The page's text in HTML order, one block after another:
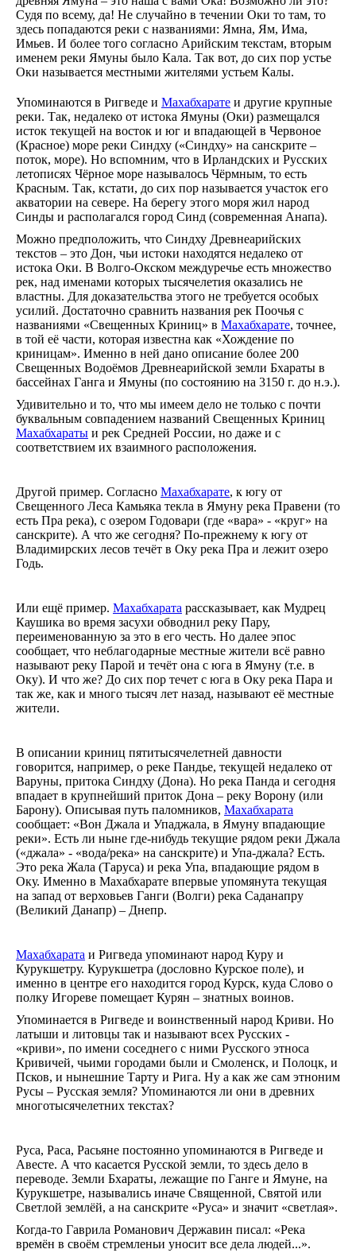
Судя по всему, да! Не случайно в течении Оки то там, то
здесь попадаются реки с названиями: Ямна, Ям, Има,
Имьев. И более того согласно Арийским текстам, вторым
именем реки Ямуны было Кала. Так вот, до сих пор устье
Оки называется местными жителями устьем Калы.
Упоминаются в Ригведе и Махабхарате и другие крупные
реки. Так, недалеко от истока Ямуны (Оки) размещался
исток текущей на восток и юг и впадающей в Червоное
(Красное) море реки Синдху («Синдху» на санскрите –
поток, море). Но вспомним, что в Ирландских и Русских
летописях Чёрное море называлось Чёрмным, то есть
Красным. Так, кстати, до сих пор называется участок его
акватории на севере. На берегу этого моря жил народ
Синды и располагался город Синд (современная Анапа).
Можно предположить, что Синдху Древнеарийских
текстов – это Дон, чьи истоки находятся недалеко от
истока Оки. В Волго-Окском междуречье есть множество
рек, над именами которых тысячелетия оказались не
властны. Для доказательства этого не требуется особых
усилий. Достаточно сравнить названия рек Поочья с
названиями «Свещенных Криниц» в Махабхарате, точнее,
в той её части, которая известна как «Хождение по
криницам». Именно в ней дано описание более 200
Свещенных Водоёмов Древнеарийской земли Бхараты в
бассейнах Ганга и Ямуны (по состоянию на 3150 г. до н.э.).
Удивительно и то, что мы имеем дело не только с почти
буквальным совпадением названий Свещенных Криниц
Махабхараты и рек Средней России, но даже и с
соответствием их взаимного расположения.
Другой пример. Согласно Махабхарате, к югу от
Свещенного Леса Камьяка текла в Ямуну река Правени (то
есть Пра река), с озером Годовари (где «вара» - «круг» на
санскрите). А что же сегодня? По-прежнему к югу от
Владимирских лесов течёт в Оку река Пра и лежит озеро
Годь.
Или ещё пример. Махабхарата рассказывает, как Мудрец
Каушика во время засухи обводнил реку Пару,
переименованную за это в его честь. Но далее эпос
сообщает, что неблагодарные местные жители всё равно
называют реку Парой и течёт она с юга в Ямуну (т.е. в
Оку). И что же? До сих пор течет с юга в Оку река Пара и
так же, как и много тысяч лет назад, называют её местные
жители.
В описании криниц пятитысячелетней давности
говорится, например, о реке Пандье, текущей недалеко от
Варуны, притока Синдху (Дона). Но река Панда и сегодня
впадает в крупнейший приток Дона – реку Ворону (или
Барону). Описывая путь паломников, Махабхарата
сообщает: «Вон Джала и Упаджала, в Ямуну впадающие
реки». Есть ли ныне где-нибудь текущие рядом реки Джала
(«джала» - «вода/река» на санскрите) и Упа-джала? Есть.
Это река Жала (Таруса) и река Упа, впадающие рядом в
Оку. Именно в Махабхарате впервые упомянута текущая
на запад от верховьев Ганги (Волги) река Саданапру
(Великий Данапр) – Днепр.
Махабхарата и Ригведа упоминают народ Куру и
Курукшетру. Курукшетра (дословно Курское поле), и
именно в центре его находится город Курск, куда Слово о
полку Игореве помещает Курян – знатных воинов.
Упоминается в Ригведе и воинственный народ Криви. Но
латыши и литовцы так и называют всех Русских -
«криви», по имени соседнего с ними Русского этноса
Кривичей, чьими городами были и Смоленск, и Полоцк, и
Псков, и нынешние Тарту и Рига. Ну а как же сам этноним
Русы – Русская земля? Упоминаются ли они в древних
многотысячелетних текстах?
Руса, Раса, Расьяне постоянно упоминаются в Ригведе и
Авесте. А что касается Русской земли, то здесь дело в
переводе. Земли Бхараты, лежащие по Ганге и Ямуне, на
Курукшетре, назывались иначе Священной, Святой или
Светлой землёй, а на санскрите «Руса» и значит «светлая».
Когда-то Гаврила Романович Державин писал: «Река
времён в своём стремленьи уносит все дела людей...».